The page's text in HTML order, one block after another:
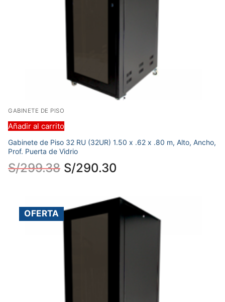
GABINETE DE PISO
Añadir al carrito
Gabinete de Piso 32 RU (32UR) 1.50 x .62 x .80 m, Alto, Ancho,
Prof. Puerta de Vidrio
S/299.38 S/290.30
OFERTA